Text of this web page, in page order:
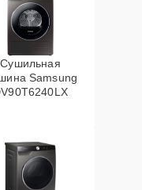
Сушильная
Samsung